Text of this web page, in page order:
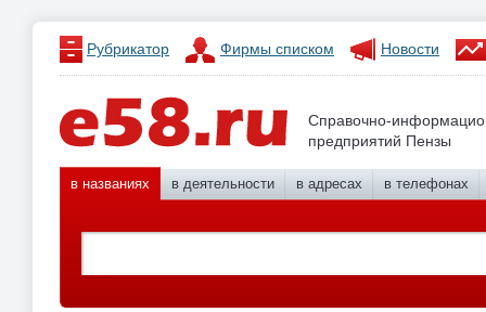
Рубрикатор Фирмы списком Новости
Справочно-
предприятий Пензы
в названиях в деятельности в адресах в телефонах